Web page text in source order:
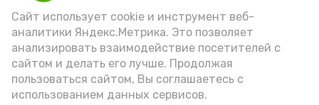
Сайт использует cookie и инструмент веб-
аналитики Яндекс.Метрика. Это позволяет
анализировать взаимодействие посетителей с
сайтом и делать его лучше. Продолжая
пользоваться сайтом, Вы соглашаетесь с
использованием данных сервисов.